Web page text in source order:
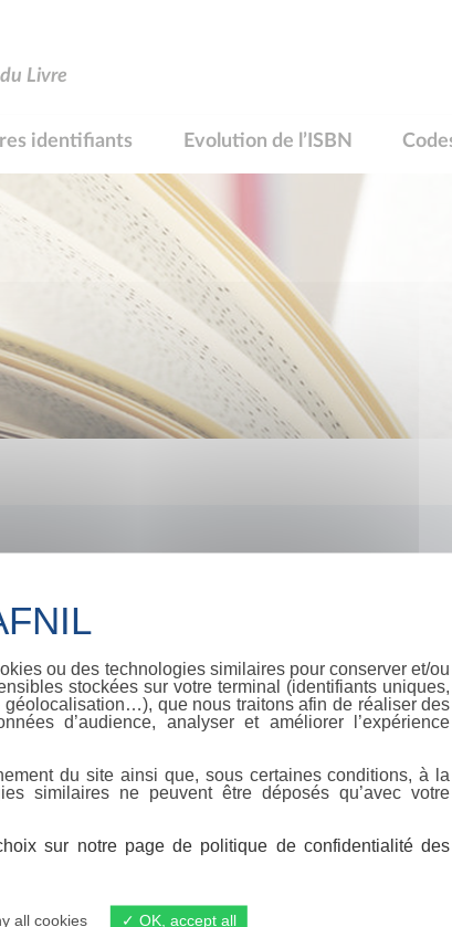
Livre
identifiants Evolution de l’ISBN
ou des technologies similaires pour conserver et/ou
stockées sur votre terminal (identifiants uniques,
que nous traitons afin de réaliser des
d’audience, analyser et améliorer l’expérience
du site ainsi que, sous certaines conditions, à la
similaires ne peuvent être déposés qu’avec votre
sur notre page de politique de confidentialité des
all cookies OK, accept all